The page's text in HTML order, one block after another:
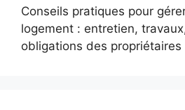
Conseils pratiques pour
logement : entretien,
obligations des